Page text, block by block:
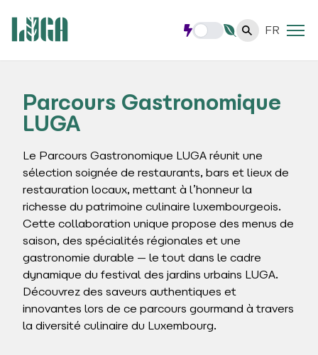
FR
Parcours Gastronomique
LUGA
Le Parcours Gastronomique LUGA réunit une
sélection soignée de restaurants, bars et lieux de
restauration locaux, mettant à l’honneur la
richesse du patrimoine culinaire luxembourgeois.
Cette collaboration unique propose des menus de
saison, des spécialités régionales et une
gastronomie durable — le tout dans le cadre
dynamique du festival des jardins urbains LUGA.
Découvrez des saveurs authentiques et
innovantes lors de ce parcours gourmand à travers
la diversité culinaire du Luxembourg.